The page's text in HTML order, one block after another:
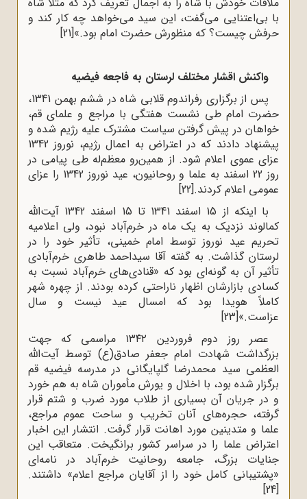
با بی‌اعتنایی می‌گفت، این سید می‌خواهد چه کار کند و
حرفش چیست؟ که منظورش حضرت امام بود.»[21]
واکنش اقشار مختلف لرستان به فاجعه فیضیه
پس از برگزاری رفراندوم قلابی شاه در ششم بهمن 1341،
حضرت امام طی نشست هفتگی با مراجع و علمای قم،
خواهان در پیش گرفتن سیاست مشترک علیه رژیم شده و
پیشنهاد دادند که در اعتراض به اعمال رژیم، نوروز 1342
عزای عموی اعلام شود. از همین‌رو معظم‌له طی پیامی در
روز 22 اسفند به علما و روحانیون، عید نوروز 1342 را عزای
عمومی اعلام کردند.[22]
با اینکه از 15 اسفند 1341 تا 15 اسفند 1342 آیت‌الله
کمالوند نزدیک به یک ماه در خرم‌آباد نبود، ولی اعلامیه
تحریم عید نوروز توسط امام خمینی، تأثیر خود را در
لرستان گذاشت. به گفته آقا سیداحمد طاهری خرم‌آبادی
تأثیر آن به گونه‌ای بود که «قنادی‌های خرم‌آباد نسبت به
کسادی بازارشان اظهار ناراحتی کرده بودند. از چهره شهر
کاملاً هویدا بود که امسال عید نیست و سال
عزاست.»[23]
عصر روز دوم فروردین ۱۳۴۲ مراسمی‌ که‌ جهت‌
بزرگداشت‌ شهادت‌ امام‌ جعفر صادق(ع) توسط‌ آیت‌‌الله‌
العظمی‌ سید محمدرضا گلپایگانی‌ در مدرسه‌ فیضیه‌ قم‌
برگزار شده‌ بود، با اخلال‌ و یورش‌ مأموران‌ شاه‌ به هم‌ خورد
و در جریان‌ آن‌ بسیاری‌ از طلاب‌ مورد ضرب‌ و شتم‌ قرار
گرفته‌، حجره‌های‌ آنان‌ تخریب‌ و ساحت‌ عموم‌ مراجع‌،
علما و متدینین‌ مورد اهانت‌ قرار گرفت. انتشار این اخبار
اعتراض علما را در سراسر کشور برانگیخت. متعاقب این
جنایات بزرگ، جامعه روحانیت خرم‌آباد در نامه‌ای
«پشتیبانی کامل خود را از آقایان مراجع اعلام» داشتند.
[24]